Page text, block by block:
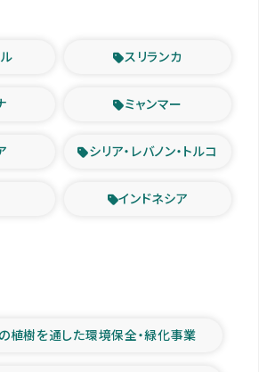
スリランカ
ミャンマー
シリア・レバノン・トルコ
インドネシア
植樹を通した環境保全・緑化事業